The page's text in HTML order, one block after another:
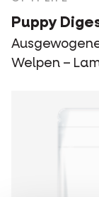
Puppy
Welpen –